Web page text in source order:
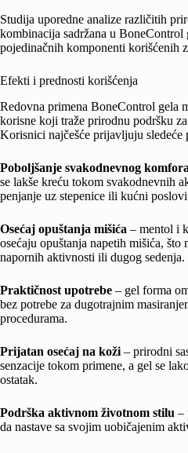
Studija uporedne analize različitih
kombinacija sadržana u
pojedinačnih komponenti korišćenih
Efekti i prednosti korišćenja
Redovna primena BoneControl gela
korisne koji traže prirodnu podršku
Korisnici najčešće prijavljuju sledeće
Poboljšanje svakodnevnog komfora
se lakše kreću tokom svakodnevnih
penjanje uz stepenice ili kućni
Osećaj opuštanja mišića – mentol i
osećaju opuštanja napetih mišića,
napornih aktivnosti ili dugog sedenja.
Praktičnost upotrebe – gel forma
bez potrebe za dugotrajnim
procedurama.
Prijatan osećaj na koži – prirodni
senzacije tokom primene, a gel se
ostatak.
Podrška aktivnom životnom stilu –
da nastave sa svojim uobičajenim